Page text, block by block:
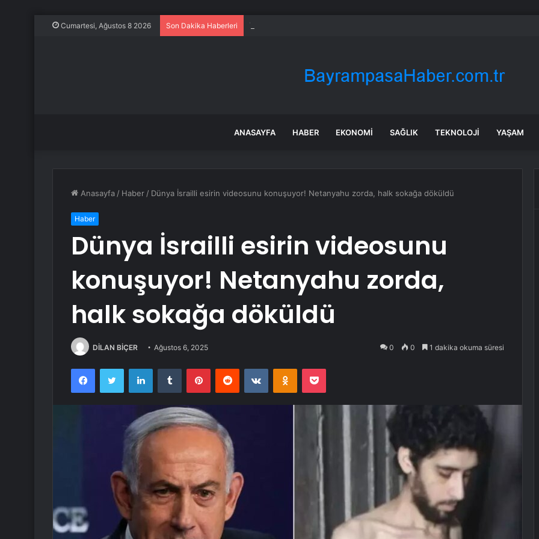
Cumartesi, Ağustos 8 2026 Son Dakika Haberleri Trump: Şi ve Putin İran’a silah satmayacaklarını söyledi
ANASAYFA HABER EKONOMI SAĞLIK TEKNOLOJI YAŞAM
Anasayfa / Haber / Dünya İsrailli esirin videosunu konuşuyor! Netanyahu zorda, halk sokağa döküldü
Haber
Dünya İsrailli esirin videosunu
konuşuyor! Netanyahu zorda,
halk sokağa döküldü
DİLAN BİÇER Ağustos 6, 2025 0 0 1 dakika okuma süresi
FacebookTwitter LinkedInTumblr PinterestReddit VKontakteOdnoklassniki
Pocket